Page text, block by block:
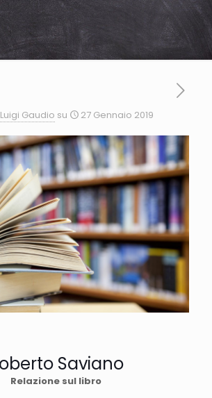
Luigi Gaudio su 27 Gennaio 2019
Saviano
Relazione sul libro